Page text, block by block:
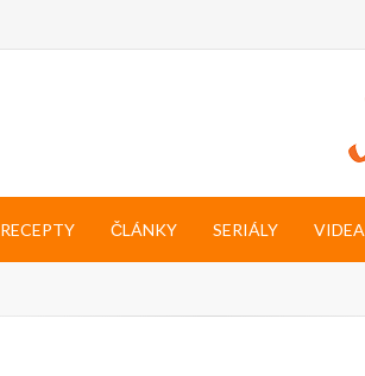
RECEPTY ČLÁNKY SERIÁLY VIDEA